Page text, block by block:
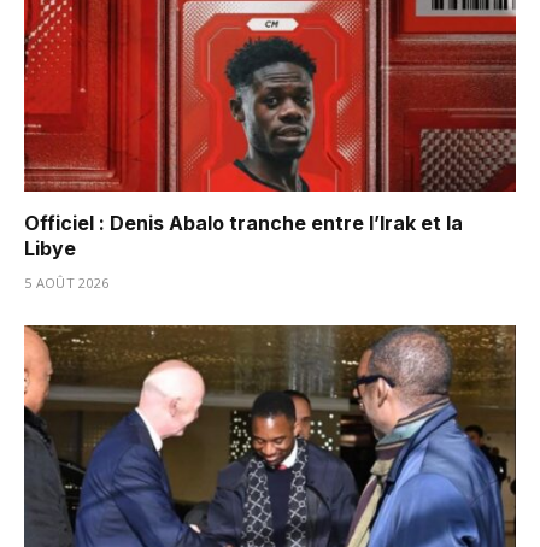
Officiel : Denis Abalo tranche entre l’Irak et la
Libye
5 AOÛT 2026